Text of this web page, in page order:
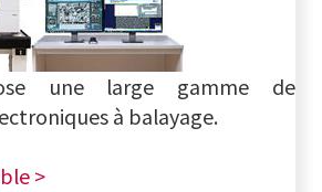
une large gamme de
à balayage.
>